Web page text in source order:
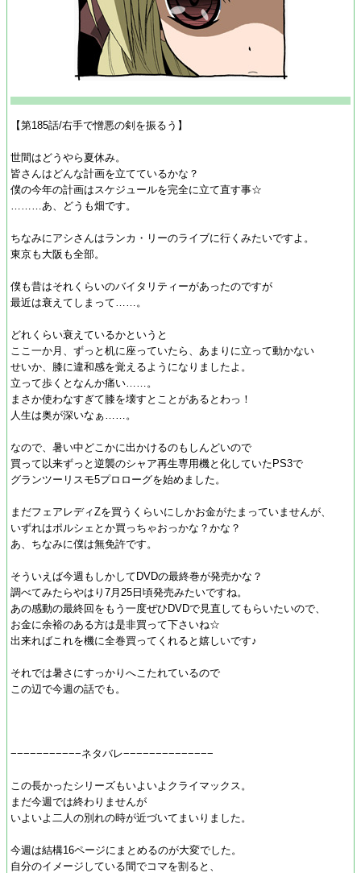
【第185話/右手で憎悪の剣を振るう】
世間はどうやら夏休み。
皆さんはどんな計画を立てているかな？
僕の今年の計画はスケジュールを完全に立て直す事☆
………あ、どうも畑です。
ちなみにアシさんはランカ・リーのライブに行くみたいですよ。
東京も大阪も全部。
僕も昔はそれくらいのバイタリティーがあったのですが
最近は衰えてしまって……。
どれくらい衰えているかというと
ここ一か月、ずっと机に座っていたら、あまりに立って動かない
せいか、膝に違和感を覚えるようになりましたよ。
立って歩くとなんか痛い……。
まさか使わなすぎて膝を壊すとことがあるとわっ！
人生は奥が深いなぁ……。
なので、暑い中どこかに出かけるのもしんどいので
買って以来ずっと逆襲のシャア再生専用機と化していたPS3で
グランツーリスモ5プロローグを始めました。
まだフェアレディZを買うくらいにしかお金がたまっていませんが、
いずれはポルシェとか買っちゃおっかな？かな？
あ、ちなみに僕は無免許です。
そういえば今週もしかしてDVDの最終巻が発売かな？
調べてみたらやはり7月25日頃発売みたいですね。
あの感動の最終回をもう一度ぜひDVDで見直してもらいたいので、
お金に余裕のある方は是非買って下さいね☆
出来ればこれを機に全巻買ってくれると嬉しいです♪
それでは暑さにすっかりへこたれているので
この辺で今週の話でも。
−−−−−−−−−−−ネタバレ−−−−−−−−−−−−−−
この長かったシリーズもいよいよクライマックス。
まだ今週では終わりませんが
いよいよ二人の別れの時が近づいてまいりました。
今週は結構16ページにまとめるのが大変でした。
自分のイメージしている間でコマを割ると、